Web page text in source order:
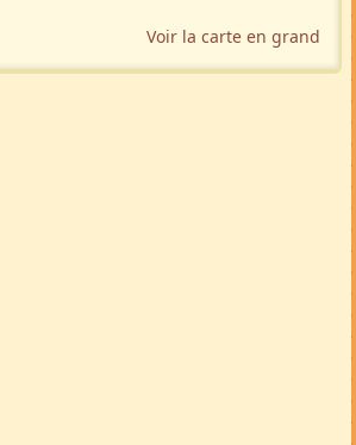
Voir la carte en grand